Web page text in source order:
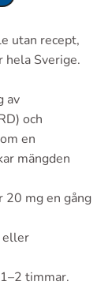
utan recept,
hela Sverige.
av
och
en
mängden
20 mg en gång
eller
timmar.